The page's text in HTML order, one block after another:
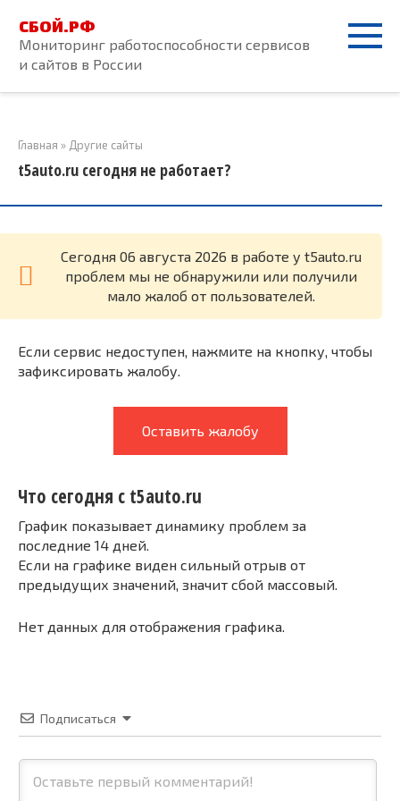
контенту
СБОЙ.РФ
Мониторинг работоспособности сервисов
и сайтов в России
Главная » Другие сайты
t5auto.ru сегодня не работает?
Cегодня 06 августа 2026 в работе у t5auto.ru
проблем мы не обнаружили или получили
мало жалоб от пользователей.
Если сервис недоступен, нажмите на кнопку, чтобы
зафиксировать жалобу.
Оставить жалобу
Что сегодня с t5auto.ru
График показывает динамику проблем за
последние 14 дней.
Если на графике виден сильный отрыв от
предыдущих значений, значит сбой массовый.
Нет данных для отображения графика.
Подписаться